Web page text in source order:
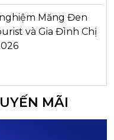
Măng Đen
và Gia Đình Chị
MÃI